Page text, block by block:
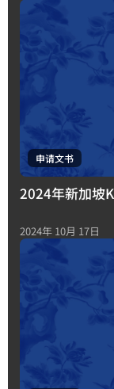
申请文书
2024年新加坡
2024年 10月 17日